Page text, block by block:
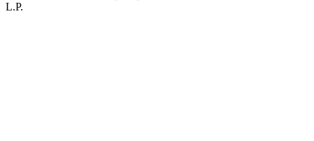
L.P.